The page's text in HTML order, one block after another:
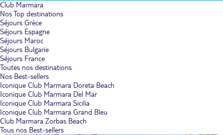
Club Marmara
Nos Top destinations
Séjours Grèce
Séjours Espagne
Séjours Maroc
Séjours Bulgarie
Séjours France
Toutes nos destinations
Nos Best-sellers
Iconique Club Marmara Doreta Beach
Iconique Club Marmara Del Mar
Iconique Club Marmara Sicilia
Iconique Club Marmara Grand Bleu
Club Marmara Zorbas Beach
Tous nos Best-sellers